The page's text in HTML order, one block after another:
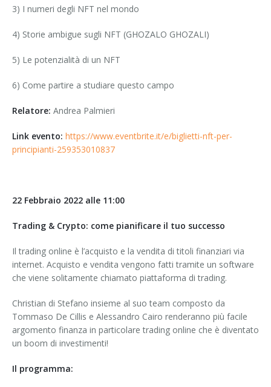
3) I numeri degli NFT nel mondo
4) Storie ambigue sugli NFT (GHOZALO GHOZALI)
5) Le potenzialità di un NFT
6) Come partire a studiare questo campo
Relatore: Andrea Palmieri
Link evento: https://www.eventbrite.it/e/biglietti-nft-per-
principianti-259353010837
22 Febbraio 2022 alle 11:00
Trading & Crypto: come pianificare il tuo successo
Il trading online è l’acquisto e la vendita di titoli finanziari via
internet. Acquisto e vendita vengono fatti tramite un software
che viene solitamente chiamato piattaforma di trading.
Christian di Stefano insieme al suo team composto da
Tommaso De Cillis e Alessandro Cairo renderanno più facile
argomento finanza in particolare trading online che è diventato
un boom di investimenti!
Il programma: